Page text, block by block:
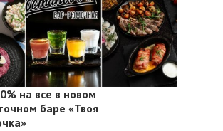
на все в новом
баре «Твоя